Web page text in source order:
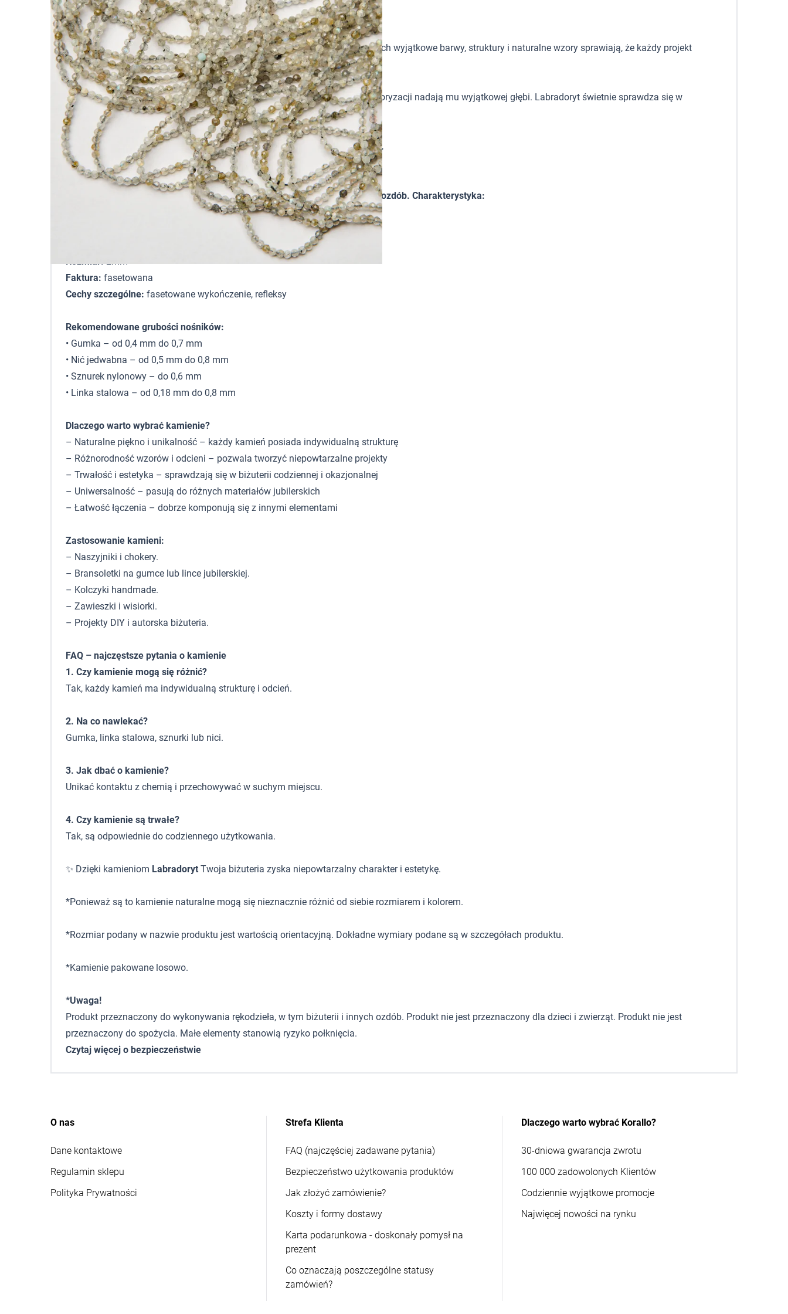
Labradoryt kulka fasetowana 2mm
Kamienie to jedne z najbardziej cenionych dodatków w biżuterii handmade. Ich wyjątkowe barwy, struktury i naturalne wzory sprawiają, że każdy projekt
nabiera indywidualnego charakteru.
Labradoryt wyróżnia się tym, że charakterystyczne refleksy i zjawisko labradoryzacji nadają mu wyjątkowej głębi. Labradoryt świetnie sprawdza się w
efektownych naszyjnikach, kolczykach i bransoletkach handmade.
Drobne fasetowane kuleczki labradorytu w ciemniejszym odcieniu szarego.
*Uwaga!
Produkt przeznaczony do wykonywania rękodzieła w tym biżuterii i innych ozdób. Charakterystyka:
Rozmiar:2mm
Faktura: fasetowana
Cechy szczególne: fasetowane wykończenie, refleksy
Rekomendowane grubości nośników:
• Gumka – od 0,4 mm do 0,7 mm
• Nić jedwabna – od 0,5 mm do 0,8 mm
• Sznurek nylonowy – do 0,6 mm
• Linka stalowa – od 0,18 mm do 0,8 mm
Dlaczego warto wybrać kamienie?
– Naturalne piękno i unikalność – każdy kamień posiada indywidualną strukturę
– Różnorodność wzorów i odcieni – pozwala tworzyć niepowtarzalne projekty
– Trwałość i estetyka – sprawdzają się w biżuterii codziennej i okazjonalnej
– Uniwersalność – pasują do różnych materiałów jubilerskich
– Łatwość łączenia – dobrze komponują się z innymi elementami
Zastosowanie kamieni:
– Naszyjniki i chokery.
– Bransoletki na gumce lub lince jubilerskiej.
– Kolczyki handmade.
– Zawieszki i wisiorki.
– Projekty DIY i autorska biżuteria.
FAQ – najczęstsze pytania o kamienie
1. Czy kamienie mogą się różnić?
Tak, każdy kamień ma indywidualną strukturę i odcień.
2. Na co nawlekać?
Gumka, linka stalowa, sznurki lub nici.
3. Jak dbać o kamienie?
Unikać kontaktu z chemią i przechowywać w suchym miejscu.
4. Czy kamienie są trwałe?
Tak, są odpowiednie do codziennego użytkowania.
✨ Dzięki kamieniom Labradoryt Twoja biżuteria zyska niepowtarzalny charakter i estetykę.
*Ponieważ są to kamienie naturalne mogą się nieznacznie różnić od siebie rozmiarem i kolorem.
*Rozmiar podany w nazwie produktu jest wartością orientacyjną. Dokładne wymiary podane są w szczegółach produktu.
*Kamienie pakowane losowo.
*Uwaga!
Produkt przeznaczony do wykonywania rękodzieła, w tym biżuterii i innych ozdób. Produkt nie jest przeznaczony dla dzieci i zwierząt. Produkt nie jest
przeznaczony do spożycia. Małe elementy stanowią ryzyko połknięcia.
Czytaj więcej o bezpieczeństwie
O nas
Dane kontaktowe
Regulamin sklepu
Polityka Prywatności
Strefa Klienta
FAQ (najczęściej zadawane pytania)
Bezpieczeństwo użytkowania produktów
Jak złożyć zamówienie?
Koszty i formy dostawy
Karta podarunkowa - doskonały pomysł na
prezent
Co oznaczają poszczególne statusy
zamówień?
Dlaczego warto wybrać Korallo?
30-dniowa gwarancja zwrotu
100 000 zadowolonych Klientów
Codziennie wyjątkowe promocje
Najwięcej nowości na rynku